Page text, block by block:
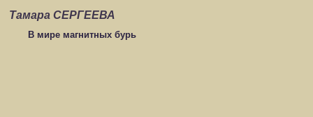
Тамара СЕРГЕЕВА
В мире магнитных бурь